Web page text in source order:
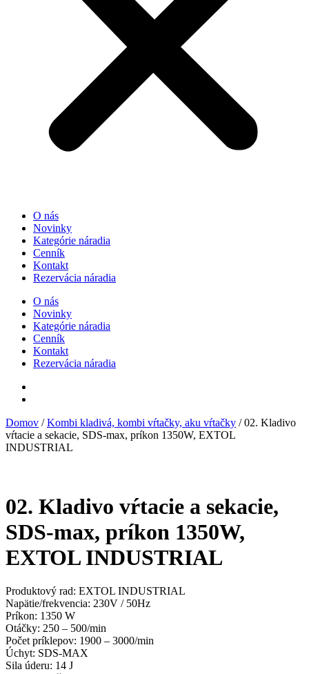
O nás
Novinky
Kategórie náradia
Cenník
Kontakt
Rezervácia náradia
O nás
Novinky
Kategórie náradia
Cenník
Kontakt
Rezervácia náradia
Domov /Kombi kladivá, kombi vŕtačky, aku vŕtačky / 02. Kladivo
vŕtacie a sekacie, SDS-max, príkon 1350W, EXTOL
INDUSTRIAL
02. Kladivo vŕtacie a sekacie,
SDS-max, príkon 1350W,
EXTOL INDUSTRIAL
Produktový rad: EXTOL INDUSTRIAL
Napätie/frekvencia: 230V / 50Hz
Príkon: 1350 W
Otáčky: 250 – 500/min
Počet príklepov: 1900 – 3000/min
Úchyt: SDS-MAX
Sila úderu: 14 J